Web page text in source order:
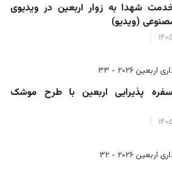
شهدا به زوار اربعین در ویدیوی
(ویدیو)
۲۰۲۶ - 33
پذیرایی اربعین با طرح موشک
۲۰۲۶ - 32